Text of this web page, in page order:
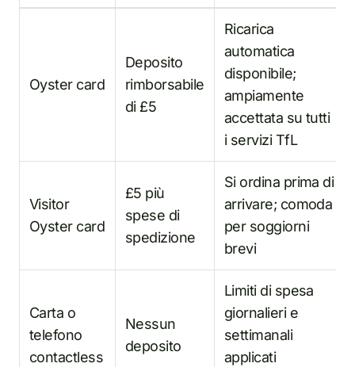
Oyster card
Deposito
rimborsabile
di £5
Ricarica
automatica
disponibile;
ampiamente
accettata su tutti
i servizi TfL
Visitor
Oyster card
£5 più
spese di
spedizione
Si ordina prima di
arrivare; comoda
per soggiorni
brevi
Carta o
telefono
contactless
Nessun
deposito
Limiti di spesa
giornalieri e
settimanali
applicati